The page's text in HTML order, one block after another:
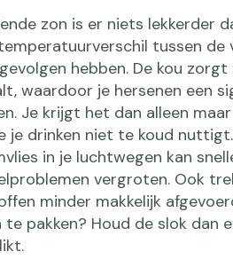
zon is er niets lekkerder
tussen
hebben. De kou
waardoor je hersenen een
Je krijgt het dan alleen
je drinken niet te koud
in je luchtwegen kan
vergroten. Ook
minder makkelijk
pakken? Houd de slok dan